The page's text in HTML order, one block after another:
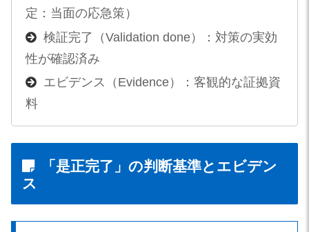
定：当面の応急策）
検証完了（Validation done）：対策の実効
性が確認済み
エビデンス（Evidence）：客観的な証拠資
料
「是正完了」の判断基準とエビデン
ス